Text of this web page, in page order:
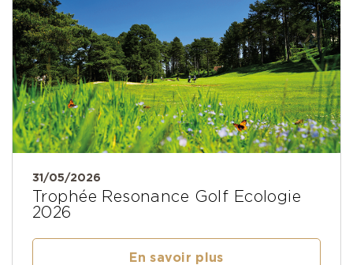
31/05/2026
Trophée Resonance Golf Ecologie
2026
En savoir plus